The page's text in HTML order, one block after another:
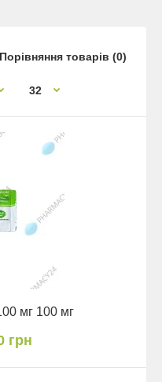
Порівняння товарів (0)
мг 100 мг
грн